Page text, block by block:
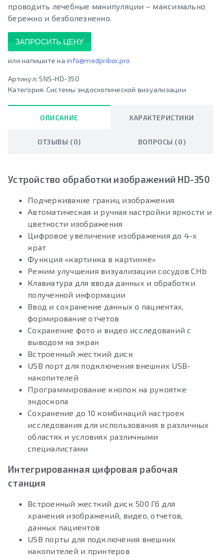
проводить лечебные манипуляции – максимально
бережно и безболезненно.
ЗАПРОСИТЬ ЦЕНУ
или напишите на info@medpribor.pro
Артикул:SNS-HD-350
Категория: Системы эндоскопической визуализации
ОПИСАНИЕ ХАРАКТЕРИСТИКИ
ОТЗЫВЫ (0) ВОПРОСЫ (0)
Устройство обработки изображений HD-350
Подчеркивание границ изображения
Автоматическая и ручная настройки яркости и
цветности изображения
Цифровое увеличение изображения до 4-х
крат
Функция «картинка в картинке»
Режим улучшения визуализации сосудов CHb
Клавиатура для ввода данных и обработки
полученной информации
Ввод и сохранение данных о пациентах,
формирование отчетов
Сохранение фото и видео исследований с
выводом на экран
Встроенный жесткий диск
USB порт для подключения внешних USB-
накопителей
Программирование кнопок на рукоятке
эндоскопа
Сохранение до 10 комбинаций настроек
исследования для использования в различных
областях и условиях различными
специалистами
Интегрированная цифровая рабочая
станция
Встроенный жесткий диск 500 Гб для
хранения изображений, видео, отчетов,
данных пациентов
USB порты для подключения внешних
накопителей и принтеров